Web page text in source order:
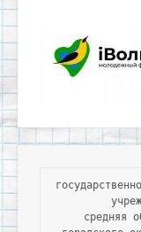
средняя